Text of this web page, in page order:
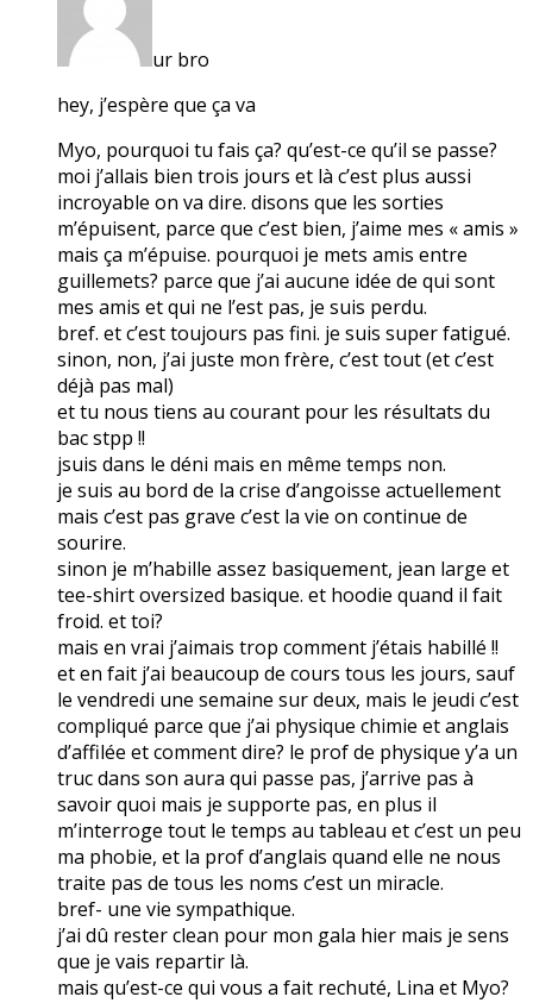
ur bro
hey, j’espère que ça va
Myo, pourquoi tu fais ça? qu’est-ce qu’il se passe?
moi j’allais bien trois jours et là c’est plus aussi
incroyable on va dire. disons que les sorties
m’épuisent, parce que c’est bien, j’aime mes « amis »
mais ça m’épuise. pourquoi je mets amis entre
guillemets? parce que j’ai aucune idée de qui sont
mes amis et qui ne l’est pas, je suis perdu.
bref. et c’est toujours pas fini. je suis super fatigué.
sinon, non, j’ai juste mon frère, c’est tout (et c’est
déjà pas mal)
et tu nous tiens au courant pour les résultats du
bac stpp !!
jsuis dans le déni mais en même temps non.
je suis au bord de la crise d’angoisse actuellement
mais c’est pas grave c’est la vie on continue de
sourire.
sinon je m’habille assez basiquement, jean large et
tee-shirt oversized basique. et hoodie quand il fait
froid. et toi?
mais en vrai j’aimais trop comment j’étais habillé !!
et en fait j’ai beaucoup de cours tous les jours, sauf
le vendredi une semaine sur deux, mais le jeudi c’est
compliqué parce que j’ai physique chimie et anglais
d’affilée et comment dire? le prof de physique y’a un
truc dans son aura qui passe pas, j’arrive pas à
savoir quoi mais je supporte pas, en plus il
m’interroge tout le temps au tableau et c’est un peu
ma phobie, et la prof d’anglais quand elle ne nous
traite pas de tous les noms c’est un miracle.
bref- une vie sympathique.
j’ai dû rester clean pour mon gala hier mais je sens
que je vais repartir là.
mais qu’est-ce qui vous a fait rechuté, Lina et Myo?